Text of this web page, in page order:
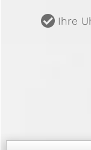
u Ihre